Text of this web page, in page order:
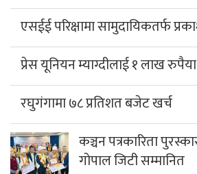
एसईई परिक्षामा सामुदायिकतर्फ
प्रेस यूनियन म्याग्दीलाई १ लाख
रघुगंगामा ७८ प्रतिशत बजेट खर्च
कञ्चन पत्रकारिता
गोपाल जिटी सम्मानित